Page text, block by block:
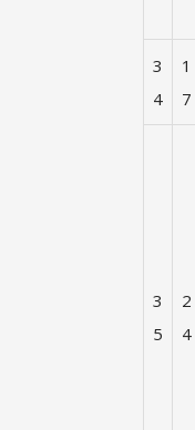
3
4
1
7
3
5
2
4